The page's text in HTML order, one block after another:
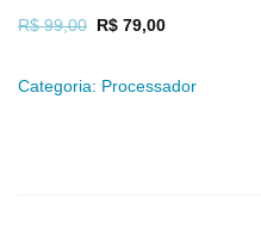
R$99,00 R$ 79,00
Categoria: Processador